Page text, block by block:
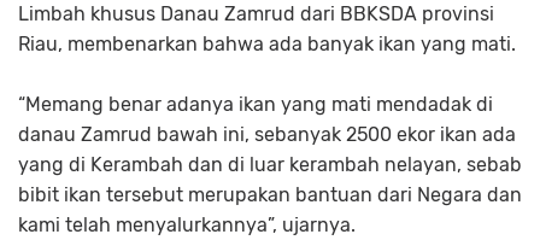
Limbah khusus Danau Zamrud dari BBKSDA provinsi
Riau, membenarkan bahwa ada banyak ikan yang mati.
“Memang benar adanya ikan yang mati mendadak di
danau Zamrud bawah ini, sebanyak 2500 ekor ikan ada
yang di Kerambah dan di luar kerambah nelayan, sebab
bibit ikan tersebut merupakan bantuan dari Negara dan
kami telah menyalurkannya”, ujarnya.